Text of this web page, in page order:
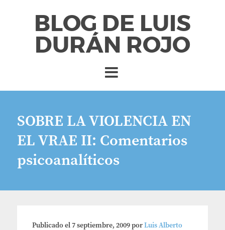
BLOG DE LUIS
DURÁN ROJO
SOBRE LA VIOLENCIA EN
EL VRAE II: Comentarios
psicoanalíticos
Publicado el7 septiembre, 2009porLuis Alberto